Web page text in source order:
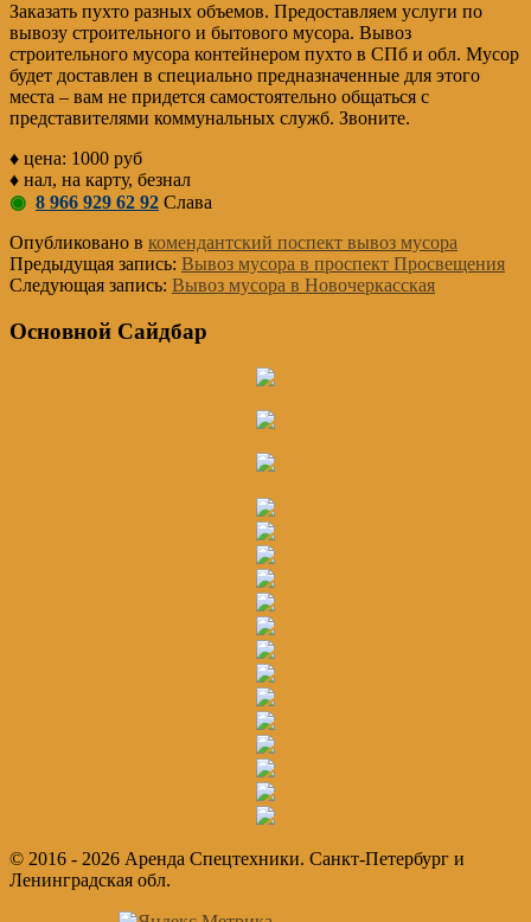
Заказать пухто разных объемов. Предоставляем услуги по
вывозу строительного и бытового мусора. Вывоз
строительного мусора контейнером пухто в СПб и обл. Мусор
будет доставлен в специально предназначенные для этого
места – вам не придется самостоятельно общаться с
представителями коммунальных служб. Звоните.
♦ цена: 1000 руб
♦ нал, на карту, безнал
◉ 8 966 929 62 92 Слава
Опубликовано в комендантский поспект вывоз мусора
Предыдущая запись: Вывоз мусора в проспект Просвещения
Следующая запись: Вывоз мусора в Новочеркасская
Основной Сайдбар
© 2016 - 2026 Аренда Спецтехники. Санкт-Петербург и
Ленинградская обл.